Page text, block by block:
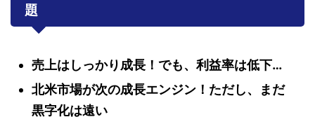
題
売上はしっかり成長！でも、利益率は低下…
北米市場が次の成長エンジン！ただし、まだ
黒字化は遠い